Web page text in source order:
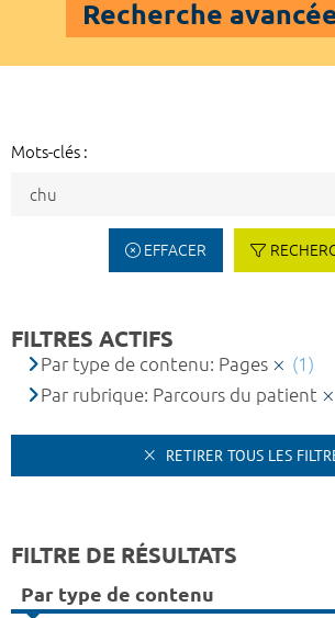
Recherche
Mots-clés :
EFFACER
FILTRES ACTIFS
Par type de contenu: Pages
(1)
Par rubrique: Parcours du patient
RETIRER TOUS LES
FILTRE DE RÉSULTATS
Par type de contenu